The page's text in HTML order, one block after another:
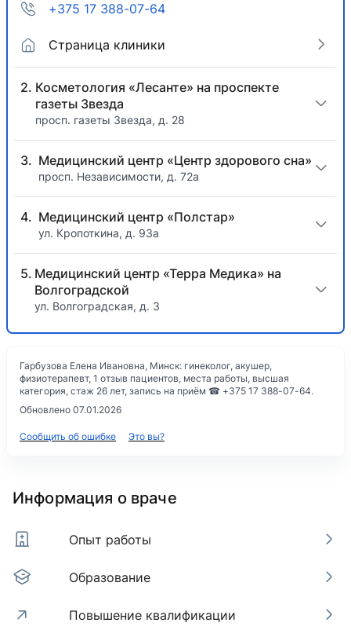
+375 17 388-07-64
Страница клиники
Косметология «Лесанте» на проспекте
газеты Звезда
просп. газеты Звезда, д. 28
Медицинский центр «Центр здорового сна»
просп. Независимости, д. 72а
Медицинский центр «Полстар»
ул. Кропоткина, д. 93а
Медицинский центр «Терра Медика» на
Волгоградской
ул. Волгоградская, д. 3
Гарбузова Елена Ивановна, Минск: гинеколог, акушер,
физиотерапевт, 1 отзыв пациентов, места работы, высшая
категория, стаж 26 лет, запись на приём ☎ +375 17 388-07-64.
Обновлено 07.01.2026
Сообщить об ошибке Это вы?
Информация о враче
Опыт работы
Образование
Повышение квалификации